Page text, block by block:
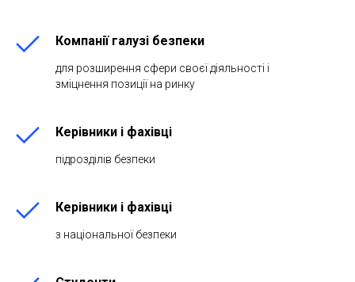
Компанії галузі безпеки
для розширення сфери своєї діяльності і
зміцнення позиції на ринку
Керівники і фахівці
підрозділів безпеки
Керівники і фахівці
з національної безпеки